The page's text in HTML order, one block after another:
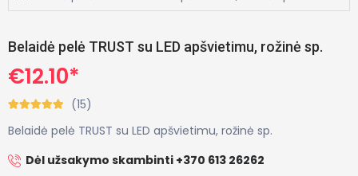
Belaidė pelė TRUST su LED apšvietimu, rožinė sp.
€12.10*
(15)
Belaidė pelė TRUST su LED apšvietimu, rožinė sp.
Dėl užsakymo skambinti +370 613 26262